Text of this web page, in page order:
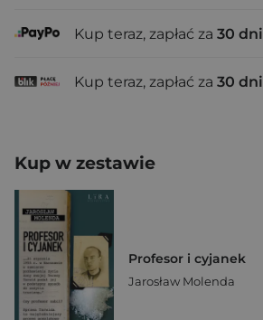
Kup teraz, zapłać za 30 dni
Kup teraz, zapłać za 30 dni
Kup w zestawie
Profesor i cyjanek
Jarosław Molenda